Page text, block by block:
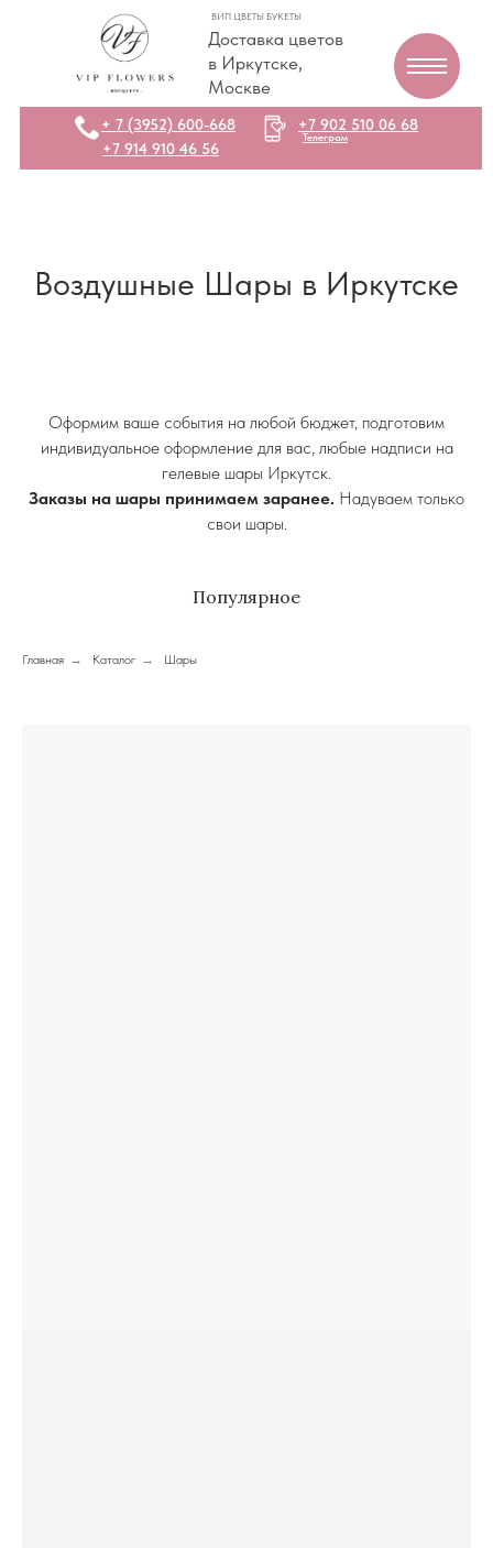
Доставка цветов
в Иркутске,
Москве
ВИП ЦВЕТЫ БУКЕТЫ
+7 914 910 46 56
+7 902 510 06 68
Телеграм
+ 7 (3952) 600-668
Воздушные Шары в Иркутске
Оформим ваше события на любой бюджет, подготовим
индивидуальное оформление для вас, любые надписи на
гелевые шары Иркутск.
Заказы на шары принимаем заранее. Надуваем только
свои шары.
Популярное
Главная → Каталог → Шары